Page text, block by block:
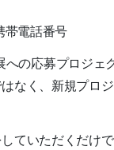
帯電話番号
の応募プロジェ
なく、新規プロ
ていただくだけで